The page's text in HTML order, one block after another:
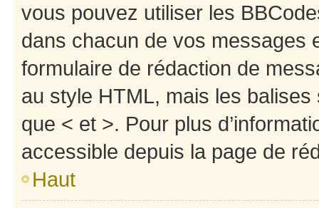
vous pouvez utiliser les
dans chacun de vos messages
formulaire de rédaction de
au style HTML, mais les
que < et >. Pour plus
accessible depuis la page de
Haut